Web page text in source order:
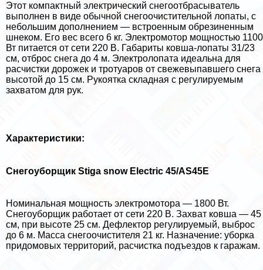
Этот компактный электрический снегоотбрасыватель
выполнен в виде обычной снегоочистительной лопаты, с
небольшим дополнением — встроенным обрезиненным
шнеком. Его вес всего 6 кг. Электромотор мощностью 1100
Вт питается от сети 220 В. Габариты ковша-лопаты 31/23
см, отброс снега до 4 м. Электролопата идеальна для
расчистки дорожек и тротуаров от свежевыпавшего снега
высотой до 15 см. Рукоятка складная с регулируемым
захватом для рук.
Хаpaктеристики:
Снегоуборщик Stiga snow Electric 45/AS45E
Номинальная мощность электромотора — 1800 Вт.
Снегоуборщик работает от сети 220 В. Захват ковша — 45
см, при высоте 25 см. Дефлектор регулируемый, выброс
до 6 м. Масса снегоочистителя 21 кг. Назначение: уборка
придомовых территорий, расчистка подъездов к гаражам.